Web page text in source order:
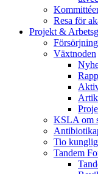
Resa för
Projekt &
Växtnoden
KSLA om
Tio
Tandem